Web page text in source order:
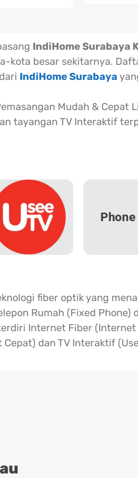
IndiHome Surabaya
kota besar sekitarnya.
IndiHome Surabaya
Mudah & Cepat
tayangan TV Interaktif
Phone
fiber optik yang
Rumah (Fixed Phone)
Internet Fiber (Internet
dan TV Interaktif